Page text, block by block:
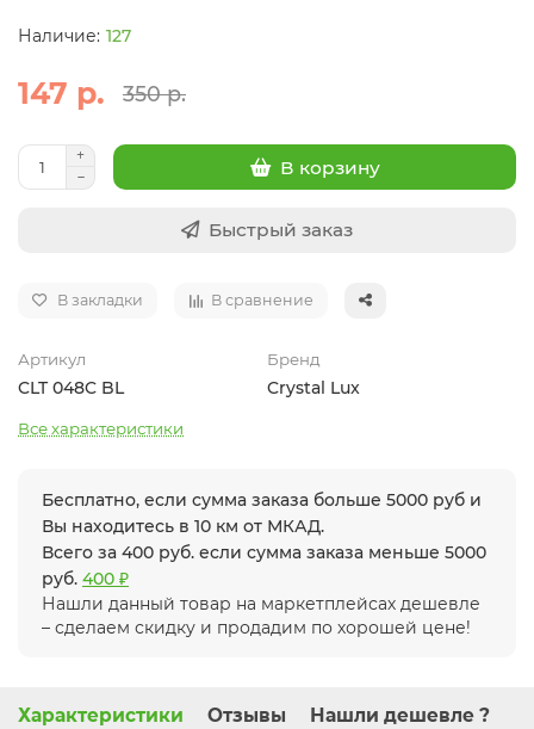
127
147 р. 350 р.
В корзину
Быстрый заказ
В закладки В сравнение
Артикул
CLT 048C BL
Бренд
Crystal Lux
Все характеристики
Бесплатно, если сумма заказа больше 5000 руб и
Вы находитесь в 10 км от МКАД.
Всего за 400 руб. если сумма заказа меньше 5000
руб. 400 ₽
Нашли данный товар на маркетплейсах дешевле
– сделаем скидку и продадим по хорошей цене!
Характеристики Отзывы Нашли дешевле ?